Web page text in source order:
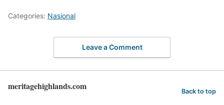
Categories: Nasional
Leave a Comment
meritagehighlands.com Back to top